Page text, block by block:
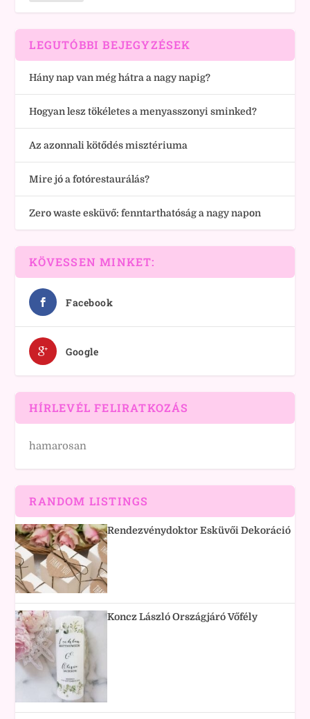
LEGUTÓBBI BEJEGYZÉSEK
Hány nap van még hátra a nagy napig?
Hogyan lesz tökéletes a menyasszonyi sminked?
Az azonnali kötődés misztériuma
Mire jó a fotórestaurálás?
Zero waste esküvő: fenntarthatóság a nagy napon
KÖVESSEN MINKET:
Facebook
Google
HÍRLEVÉL FELIRATKOZÁS
hamarosan
RANDOM LISTINGS
Rendezvénydoktor Esküvői Dekoráció
Koncz László Országjáró Vőfély